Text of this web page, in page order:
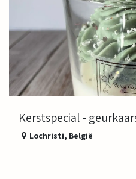
Kerstspecial -
Lochristi, België